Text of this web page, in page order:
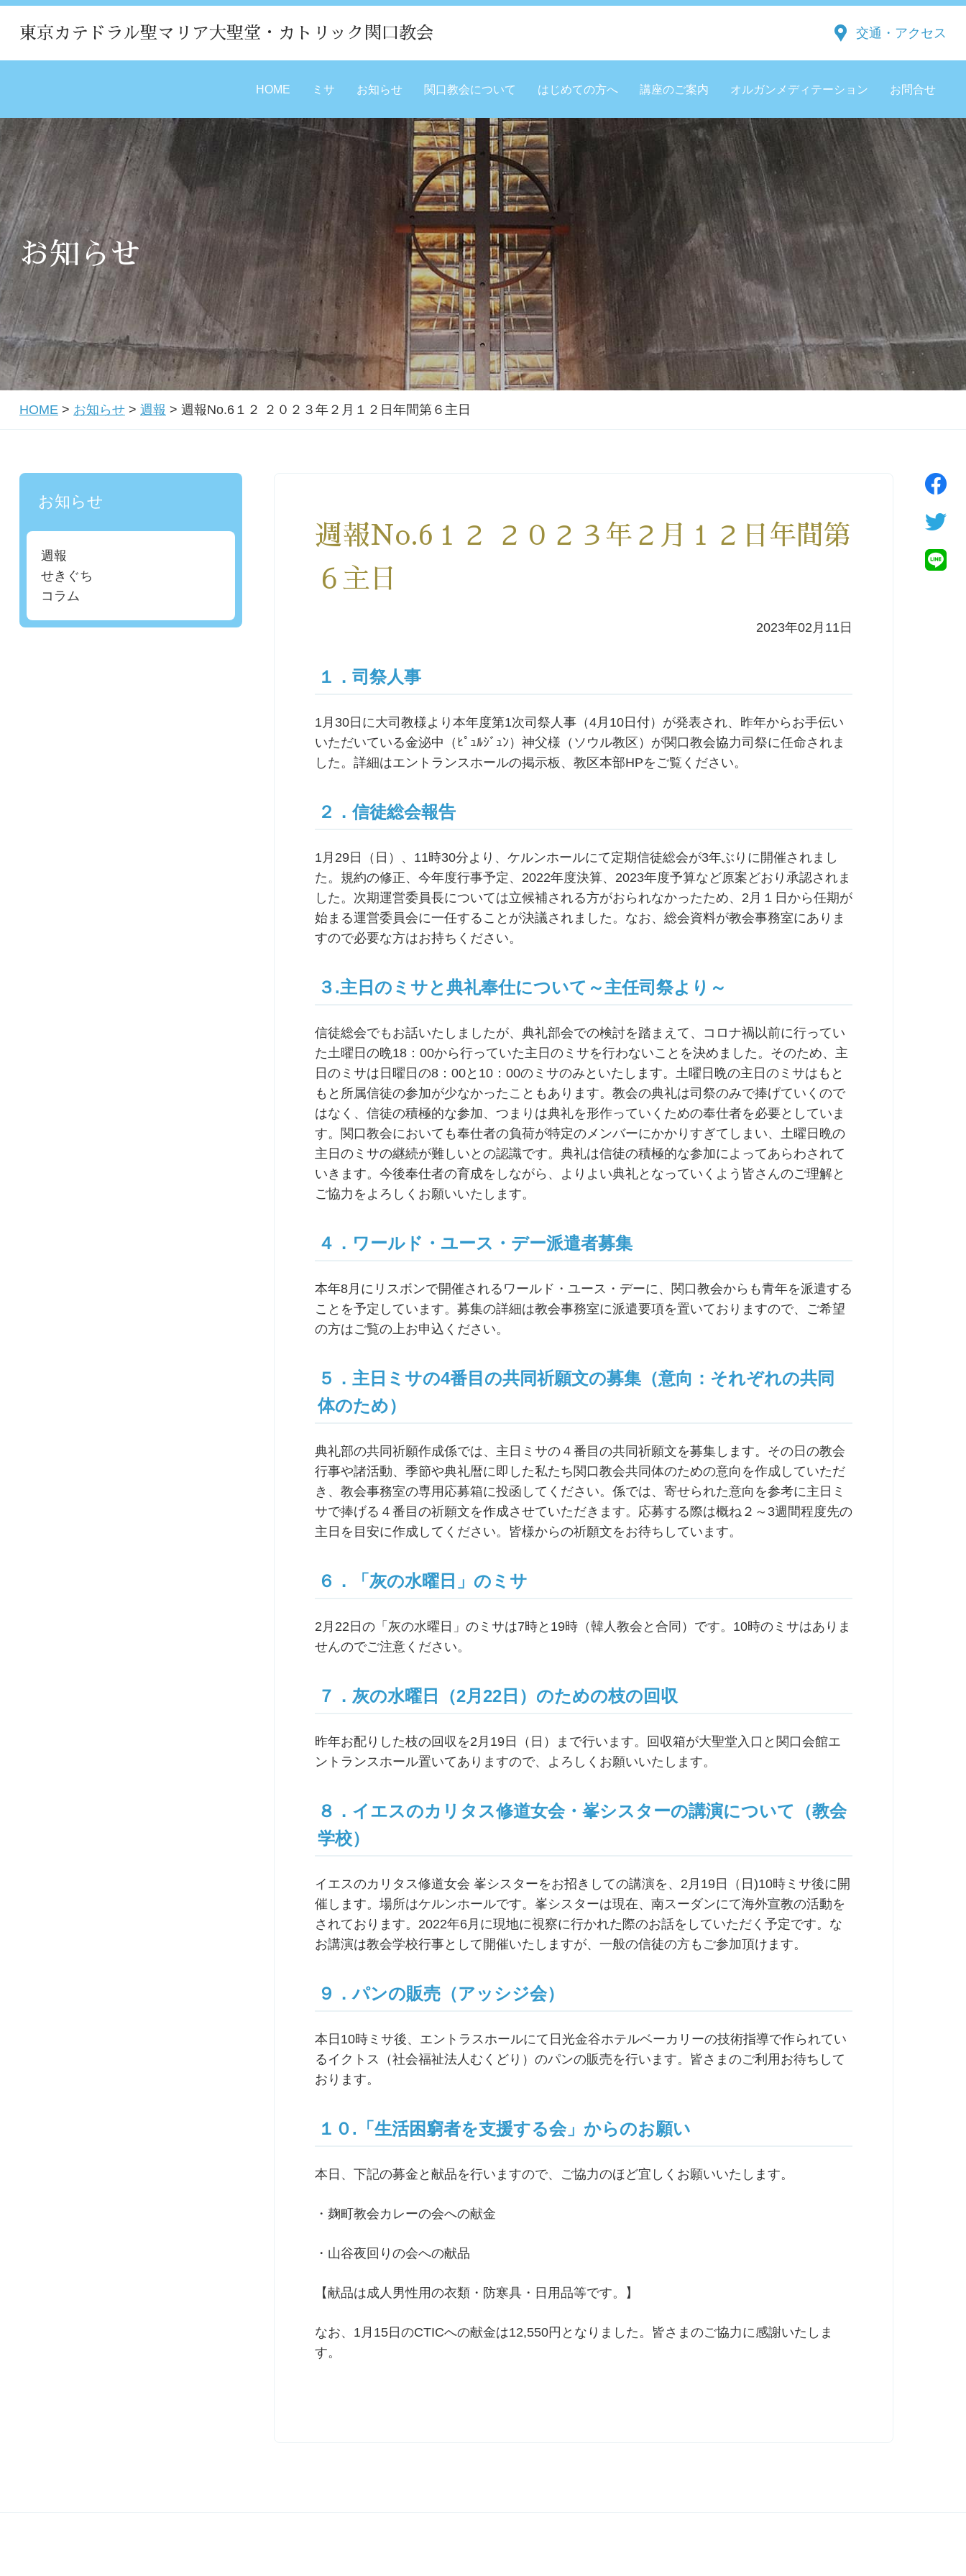
東京カテドラル聖マリア大聖堂・カトリック関口教会 交通・アクセス
HOME ミサ お知らせ 関口教会について はじめての方へ 講座のご案内 オルガンメディテーション お問合せ
お知らせ
HOME > お知らせ > 週報 > 週報No.6１２ ２０２３年２月１２日年間第６主日
週報No.6１２ ２０２３年２月１２日年間第
６主日
2023年02月11日
１．司祭人事
1月30日に大司教様より本年度第1次司祭人事（4月10日付）が発表され、昨年からお手伝い
いただいている金泌中（ﾋﾟｭﾙｼﾞｭﾝ）神父様（ソウル教区）が関口教会協力司祭に任命されま
した。詳細はエントランスホールの掲示板、教区本部HPをご覧ください。
２．信徒総会報告
1月29日（日）、11時30分より、ケルンホールにて定期信徒総会が3年ぶりに開催されまし
た。規約の修正、今年度行事予定、2022年度決算、2023年度予算など原案どおり承認されま
した。次期運営委員長については立候補される方がおられなかったため、2月１日から任期が
始まる運営委員会に一任することが決議されました。なお、総会資料が教会事務室にありま
すので必要な方はお持ちください。
３.主日のミサと典礼奉仕について～主任司祭より～
信徒総会でもお話いたしましたが、典礼部会での検討を踏まえて、コロナ禍以前に行ってい
た土曜日の晩18：00から行っていた主日のミサを行わないことを決めました。そのため、主
日のミサは日曜日の8：00と10：00のミサのみといたします。土曜日晩の主日のミサはもと
もと所属信徒の参加が少なかったこともあります。教会の典礼は司祭のみで捧げていくので
はなく、信徒の積極的な参加、つまりは典礼を形作っていくための奉仕者を必要としていま
す。関口教会においても奉仕者の負荷が特定のメンバーにかかりすぎてしまい、土曜日晩の
主日のミサの継続が難しいとの認識です。典礼は信徒の積極的な参加によってあらわされて
いきます。今後奉仕者の育成をしながら、よりよい典礼となっていくよう皆さんのご理解と
ご協力をよろしくお願いいたします。
４．ワールド・ユース・デー派遣者募集
本年8月にリスボンで開催されるワールド・ユース・デーに、関口教会からも青年を派遣する
ことを予定しています。募集の詳細は教会事務室に派遣要項を置いておりますので、ご希望
の方はご覧の上お申込ください。
５．主日ミサの4番目の共同祈願文の募集（意向：それぞれの共同
体のため）
典礼部の共同祈願作成係では、主日ミサの４番目の共同祈願文を募集します。その日の教会
行事や諸活動、季節や典礼暦に即した私たち関口教会共同体のための意向を作成していただ
き、教会事務室の専用応募箱に投函してください。係では、寄せられた意向を参考に主日ミ
サで捧げる４番目の祈願文を作成させていただきます。応募する際は概ね２～3週間程度先の
主日を目安に作成してください。皆様からの祈願文をお待ちしています。
６．「灰の水曜日」のミサ
2月22日の「灰の水曜日」のミサは7時と19時（韓人教会と合同）です。10時のミサはありま
せんのでご注意ください。
７．灰の水曜日（2月22日）のための枝の回収
昨年お配りした枝の回収を2月19日（日）まで行います。回収箱が大聖堂入口と関口会館エ
ントランスホール置いてありますので、よろしくお願いいたします。
８．イエスのカリタス修道女会・峯シスターの講演について（教会
学校）
イエスのカリタス修道女会 峯シスターをお招きしての講演を、2月19日（日)10時ミサ後に開
催します。場所はケルンホールです。峯シスターは現在、南スーダンにて海外宣教の活動を
されております。2022年6月に現地に視察に行かれた際のお話をしていただく予定です。な
お講演は教会学校行事として開催いたしますが、一般の信徒の方もご参加頂けます。
９．パンの販売（アッシジ会）
本日10時ミサ後、エントラスホールにて日光金谷ホテルベーカリーの技術指導で作られてい
るイクトス（社会福祉法人むくどり）のパンの販売を行います。皆さまのご利用お待ちして
おります。
１０.「生活困窮者を支援する会」からのお願い
本日、下記の募金と献品を行いますので、ご協力のほど宜しくお願いいたします。
・麹町教会カレーの会への献金
・山谷夜回りの会への献品
【献品は成人男性用の衣類・防寒具・日用品等です。】
なお、1月15日のCTICへの献金は12,550円となりました。皆さまのご協力に感謝いたしま
す。
お知らせ
週報
せきぐち
コラム